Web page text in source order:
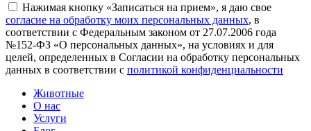
Нажимая кнопку «Записаться на прием», я даю свое
согласие на обработку моих персональных данных, в
соответствии с Федеральным законом от 27.07.2006 года
№152-ФЗ «О персональных данных», на условиях и для
целей, определенных в Согласии на обработку персональных
данных в соответствии с политикой конфиденциальности
Животные
О нас
Услуги